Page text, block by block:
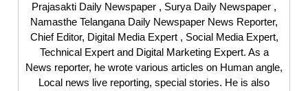
Prajasakti Daily Newspaper , Surya Daily Newspaper ,
Namasthe Telangana Daily Newspaper News Reporter,
Chief Editor, Digital Media Expert , Social Media Expert,
Technical Expert and Digital Marketing Expert. As a
News reporter, he wrote various articles on Human angle,
Local news live reporting, special stories. He is also